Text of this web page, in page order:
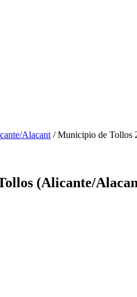
Alacant / Municipio de Tollos
(Alicante/